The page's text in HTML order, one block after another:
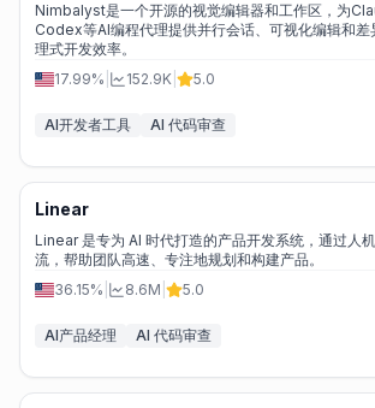
Nimbalyst是一个开源的视觉编辑器和工作区，为
Codex等AI编程代理提供并行会话、可视化编辑和差
理式开发效率。
17.99%
152.9K 5.0
AI开发者工具 AI 代码审查
Linear
Linear 是专为 AI 时代打造的产品开发系统，通过人
流，帮助团队高速、专注地规划和构建产品。
36.15%
8.6M 5.0
AI产品经理 AI 代码审查